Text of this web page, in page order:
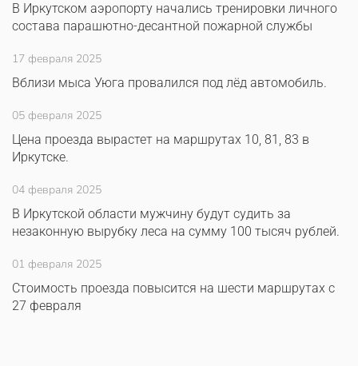
В Иркутском аэропорту начались тренировки личного
состава парашютно-десантной пожарной службы
17 февраля 2025
Вблизи мыса Уюга провалился под лёд автомобиль.
05 февраля 2025
Цена проезда вырастет на маршрутах 10, 81, 83 в
Иркутске.
04 февраля 2025
В Иркутской области мужчину будут судить за
незаконную вырубку леса на сумму 100 тысяч рублей.
01 февраля 2025
Стоимость проезда повысится на шести маршрутах с
27 февраля